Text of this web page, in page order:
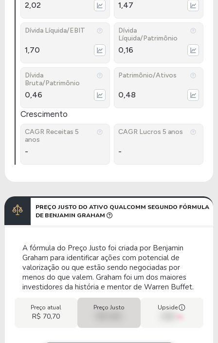
2,02 1,47
Dívida Líquida/EBIT
1,70
Dívida
Líquida/Patrimônio
0,16
Dívida
Bruta/Patrimônio
0,46
Patrimônio/Ativos
0,48
Crescimento
CAGR Receitas 5
anos
-
CAGR Lucros 5 anos
-
PREÇO JUSTO DO ATIVO QUALCOMM SEGUNDO FÓRMULA
DE BENJAMIN GRAHAM
A fórmula do Preço Justo foi criada por Benjamin
Graham para identificar ações com potencial de
valorização ou que estão sendo negociadas por
menos do que valem. Graham foi um dos maiores
investidores da história e mentor de Warren Buffet.
Preço atual
R$ 70,70
Preço Justo Upside